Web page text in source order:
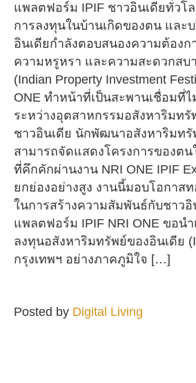
แพลตฟอร์ม IPIF ชาวอินเดียทั่วโ
การลงทุนในบ้านเกิดของตน และ
อินเดียกำลังตอบสนองความต้องก
ความหรูหรา และความสะดวกสบ
(Indian Property Investment
ONE ทำหน้าที่เป็นสะพานเชื่อมที่ไ
ระหว่างอุตสาหกรรมอสังหาริมทรั
ชาวอินเดีย นักพัฒนาอสังหาริมทรั
สามารถจัดแสดงโครงการของตน
ที่คึกคักผ่านงาน NRI ONE IPIF
ยกย่องอย่างสูง งานนี้มอบโอกาส
ในการสร้างความสัมพันธ์กับชาวอิ
แพลตฟอร์ม IPIF NRI ONE ขอนำ
ลงทุนอสังหาริมทรัพย์ของอินเดีย
กรุงเทพฯ อย่างภาคภูมิใจ […]
Posted by Digital Living